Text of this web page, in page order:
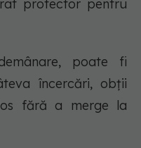
protector pentru
poate fi
încercări, obții
fără a merge la